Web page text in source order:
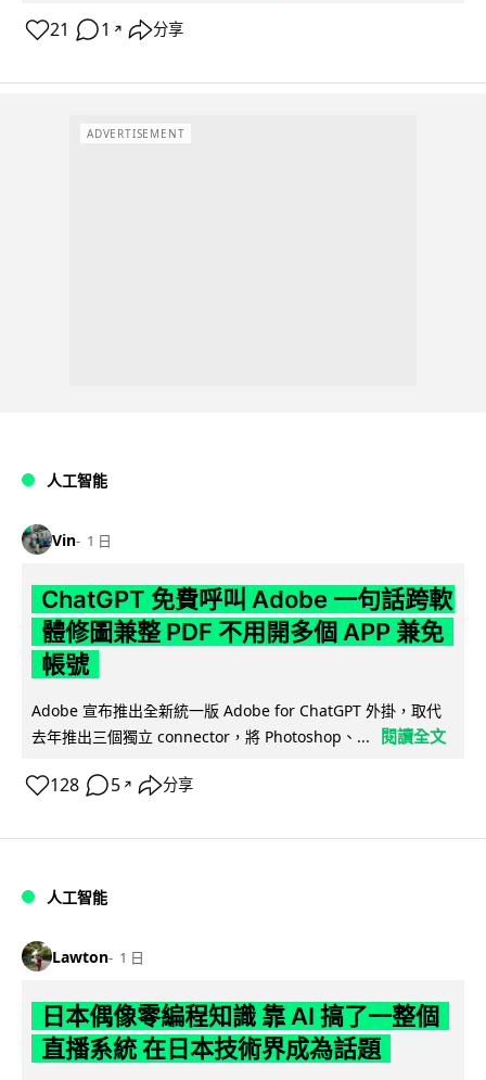
21 1 ↗ 分享
ADVERTISEMENT
人工智能
Vin 1 日
ChatGPT 免費呼叫 Adobe 一句話跨軟
體修圖兼整 PDF 不用開多個 APP 兼免
帳號
Adobe 宣布推出全新統一版 Adobe for ChatGPT 外掛，取代
去年推出三個獨立 connector，將 Photoshop、...
閱讀全文
128 5 ↗ 分享
人工智能
Lawton 1 日
日本偶像零編程知識 靠 AI 搞了一整個
直播系統 在日本技術界成為話題